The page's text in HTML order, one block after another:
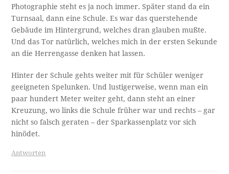
Photographie steht es ja noch immer. Später stand da ein
Turnsaal, dann eine Schule. Es war das querstehende
Gebäude im Hintergrund, welches dran glauben mußte.
Und das Tor natürlich, welches mich in der ersten Sekunde
an die Herrengasse denken hat lassen.
Hinter der Schule gehts weiter mit für Schüler weniger
geeigneten Spelunken. Und lustigerweise, wenn man ein
paar hundert Meter weiter geht, dann steht an einer
Kreuzung, wo links die Schule früher war und rechts – gar
nicht so falsch geraten – der Sparkassenplatz vor sich
hinödet.
Antworten